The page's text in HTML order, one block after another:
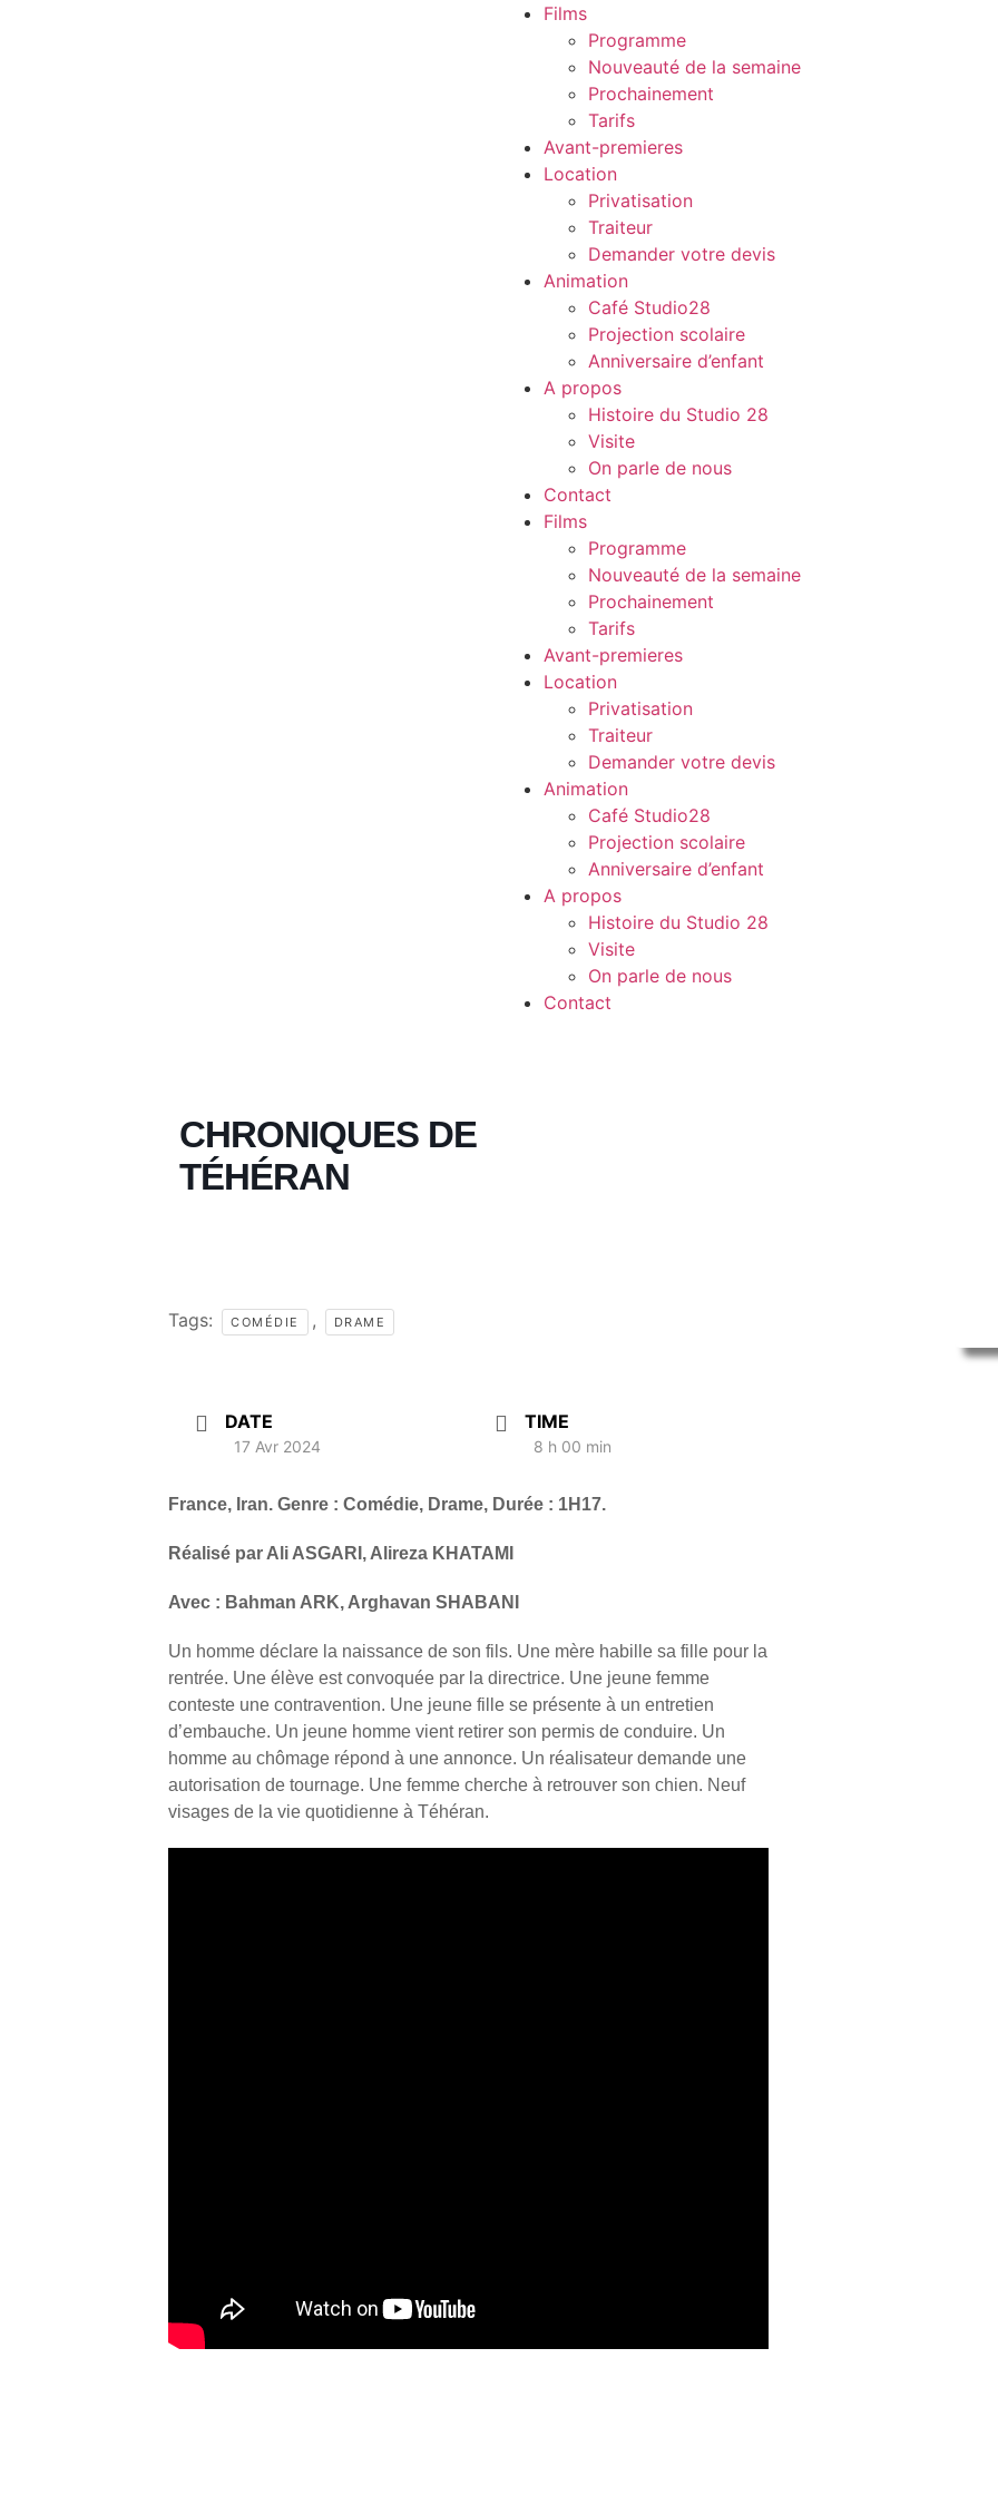
Films
Programme
Nouveauté de la semaine
Prochainement
Tarifs
Avant-premieres
Location
Privatisation
Traiteur
Demander votre devis
Animation
Café Studio28
Projection scolaire
Anniversaire d’enfant
A propos
Histoire du Studio 28
Visite
On parle de nous
Contact
Films
Programme
Nouveauté de la semaine
Prochainement
Tarifs
Avant-premieres
Location
Privatisation
Traiteur
Demander votre devis
Animation
Café Studio28
Projection scolaire
Anniversaire d’enfant
A propos
Histoire du Studio 28
Visite
On parle de nous
Contact
CHRONIQUES DE
TÉHÉRAN
Tags: COMÉDIE , DRAME
DATE
17 Avr 2024
TIME
8 h 00 min
France, Iran. Genre : Comédie, Drame, Durée : 1H17.
Réalisé par Ali ASGARI, Alireza KHATAMI
Avec : Bahman ARK, Arghavan SHABANI
Un homme déclare la naissance de son fils. Une mère habille sa fille pour la
rentrée. Une élève est convoquée par la directrice. Une jeune femme
conteste une contravention. Une jeune fille se présente à un entretien
d’embauche. Un jeune homme vient retirer son permis de conduire. Un
homme au chômage répond à une annonce. Un réalisateur demande une
autorisation de tournage. Une femme cherche à retrouver son chien. Neuf
visages de la vie quotidienne à Téhéran.